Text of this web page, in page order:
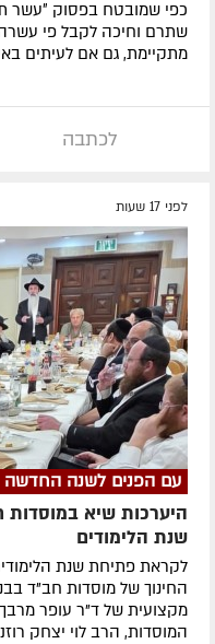
כפי שמובטח בפסוק ״עשר
שתרם וחיכה לקבל פי
מתקיימת, גם אם לעיתים
לכתבה
לפני 17 שעות
עם הפנים לשנה החדשה
היערכות שיא במוסדות
שנת הלימודים
לקראת פתיחת שנת
החינוך של מוסדות חב"ד
מקצועית של ד"ר עופר
המוסדות, הרב לוי יצחק